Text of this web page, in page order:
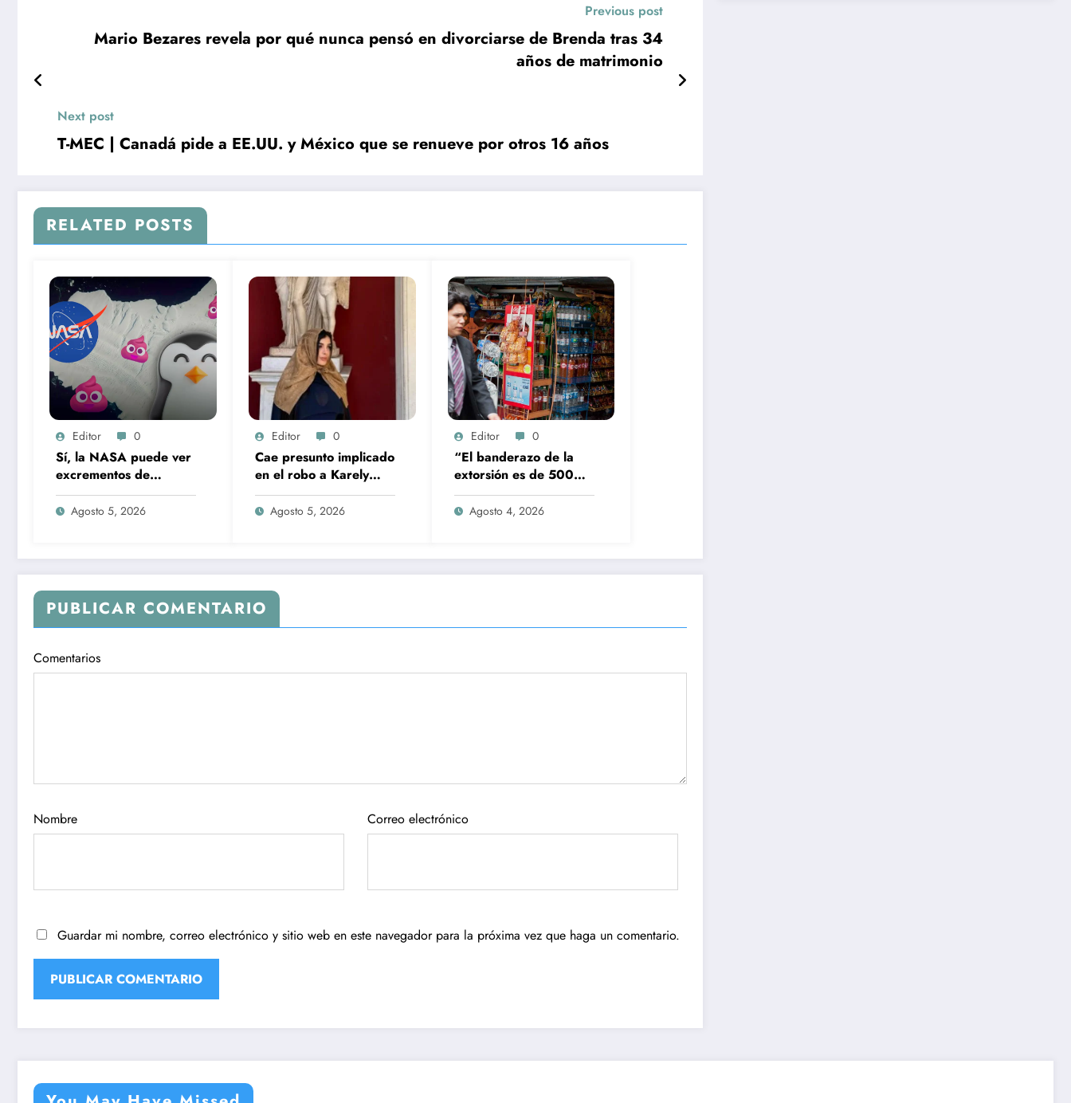
Previous post
Mario Bezares revela por qué nunca pensó en divorciarse de Brenda tras 34
años de matrimonio
Next post
T-MEC | Canadá pide a EE.UU. y México que se renueve por otros 16 años
RELATED POSTS
Editor 0
Sí, la NASA puede ver
excrementos de
pingüinos desde el
espacio… y son
Agosto 5, 2026
Editor 0
Cae presunto implicado
en el robo a Karely
Ruiz; huellas dactilares
lo delataron
Agosto 5, 2026
Editor 0
“El banderazo de la
extorsión es de 500
pesos”: ANPEC alerta
por asedio a tienditas
Agosto 4, 2026
PUBLICAR COMENTARIO
Comentarios
Nombre Correo electrónico
Guardar mi nombre, correo electrónico y sitio web en este navegador para la próxima vez que haga un comentario.